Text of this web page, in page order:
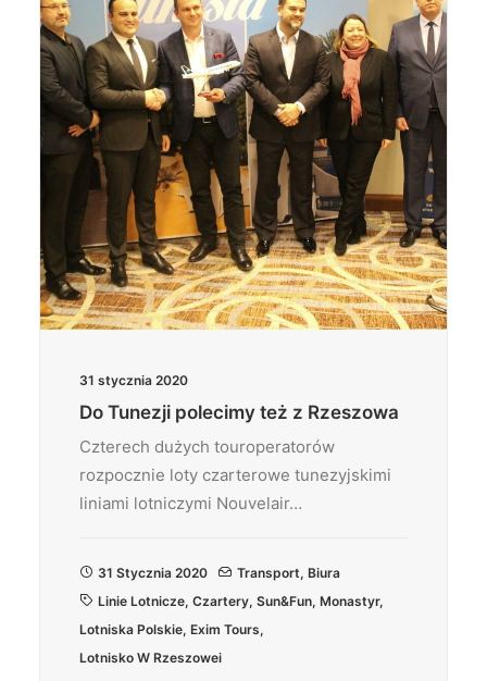
Wyszukiwanie
31 stycznia 2020
Do Tunezji polecimy też z Rzeszowa
Czterech dużych touroperatorów
rozpocznie loty czarterowe tunezyjskimi
liniami lotniczymi Nouvelair…
31 Stycznia 2020 Transport, Biura
Linie Lotnicze, Czartery, Sun&Fun, Monastyr,
Lotniska Polskie, Exim Tours,
Lotnisko W Rzeszowei